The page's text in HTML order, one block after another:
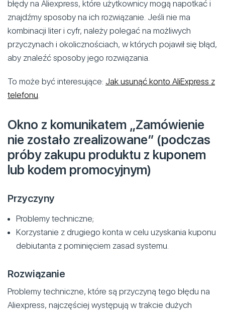
błędy na Aliexpress, które użytkownicy mogą napotkać i
znajdźmy sposoby na ich rozwiązanie. Jeśli nie ma
kombinacji liter i cyfr, należy polegać na możliwych
przyczynach i okolicznościach, w których pojawił się błąd,
aby znaleźć sposoby jego rozwiązania.
To może być interesujące: Jak usunąć konto AliExpress z
telefonu.
Okno z komunikatem „Zamówienie
nie zostało zrealizowane” (podczas
próby zakupu produktu z kuponem
lub kodem promocyjnym)
Przyczyny
Problemy techniczne;
Korzystanie z drugiego konta w celu uzyskania kuponu
debiutanta z pominięciem zasad systemu.
Rozwiązanie
Problemy techniczne, które są przyczyną tego błędu na
Aliexpress, najczęściej występują w trakcie dużych